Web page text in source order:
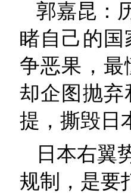
郭嘉昆：
睹自己的
争恶果，
却企图抛弃
提，撕毁日
日本右翼
规制，是要